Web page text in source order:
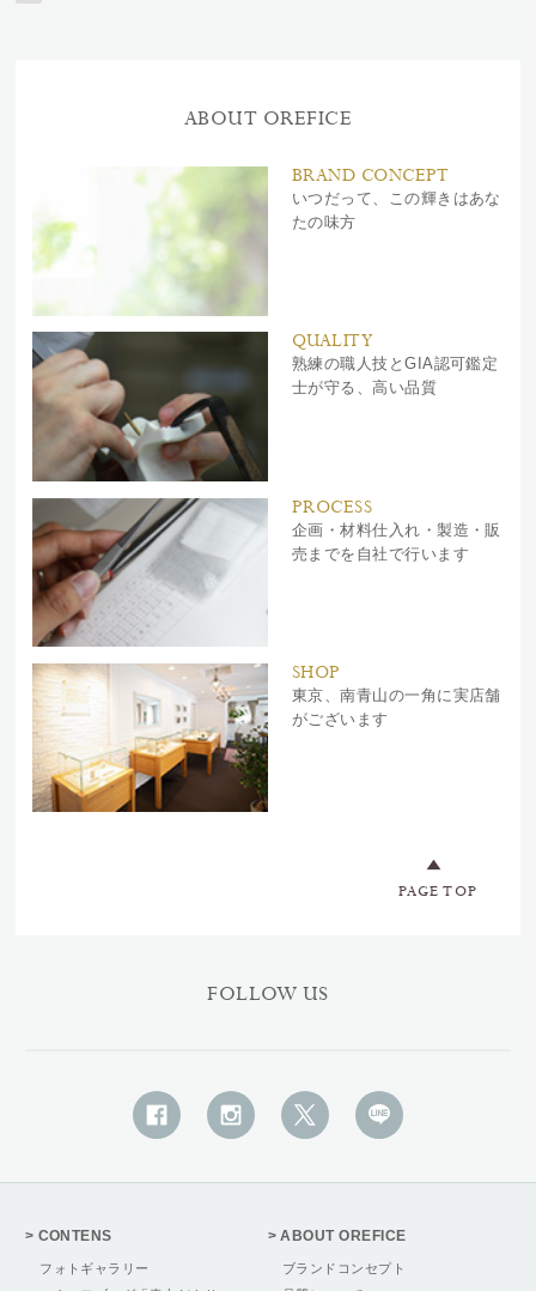
ABOUT OREFICE
BRAND CONCEPT
いつだって、この輝きはあな
たの味方
QUALITY
熟練の職人技とGIA認可鑑定
士が守る、高い品質
PROCESS
企画・材料仕入れ・製造・販
売までを自社で行います
SHOP
東京、南青山の一角に実店舗
がございます
PAGE TOP
CONTENS
フォトギャラリー
ABOUT OREFICE
ブランドコンセプト
FOLLOW US